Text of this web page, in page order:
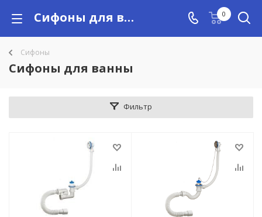
Сифоны для ванны купить в Алматы с доставкой по Казахстану, цены 0
Сифоны
Сифоны для ванны
Фильтр